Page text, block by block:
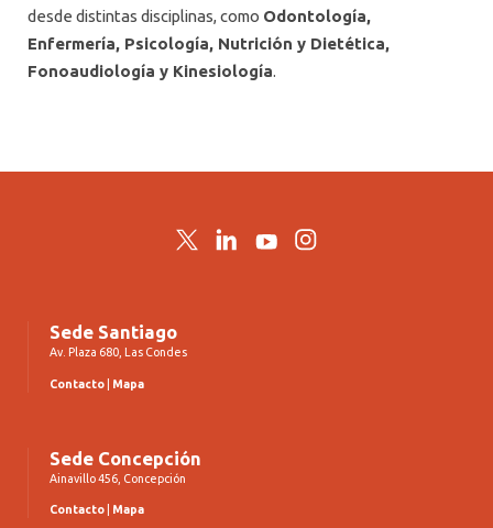
desde distintas disciplinas, como Odontología,
Enfermería, Psicología, Nutrición y Dietética,
Fonoaudiología y Kinesiología.
TwitterLinkedInYouTubeInstagram
Sede Santiago
Av. Plaza 680, Las Condes
Contacto Mapa
Sede Concepción
Ainavillo 456, Concepción
Contacto Mapa